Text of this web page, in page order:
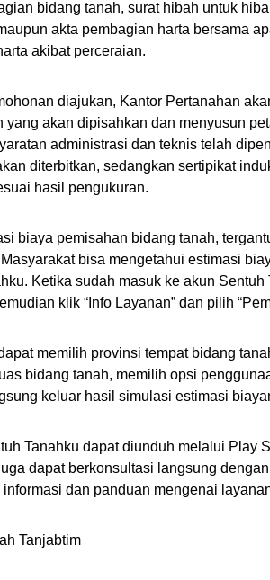
bidang tanah, surat hibah untuk
akta pembagian harta bersama
akibat perceraian.
diajukan, Kantor Pertanahan
yang akan dipisahkan dan menyusun
administrasi dan teknis telah
diterbitkan, sedangkan sertipikat
hasil pengukuran.
biaya pemisahan bidang tanah,
bisa mengetahui estimasi
Ketika sudah masuk ke akun
klik “Info Layanan” dan pilih
memilih provinsi tempat bidang
bidang tanah, memilih opsi
keluar hasil simulasi estimasi
Tanahku dapat diunduh melalui Play
dapat berkonsultasi langsung
informasi dan panduan mengenai
Tanjabtim